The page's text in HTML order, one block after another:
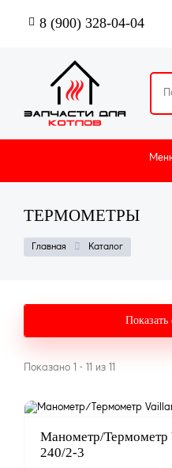
8 (900) 328-04-04
ТЕРМОМЕТРЫ
СТРОКА
НАВИГАЦИИ
Главная Каталог
Показать
Показано 1 - 11 из 11
Манометр/
240/2-3